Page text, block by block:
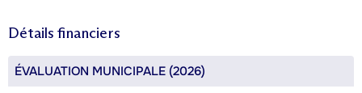
Détails financiers
ÉVALUATION MUNICIPALE (2026)